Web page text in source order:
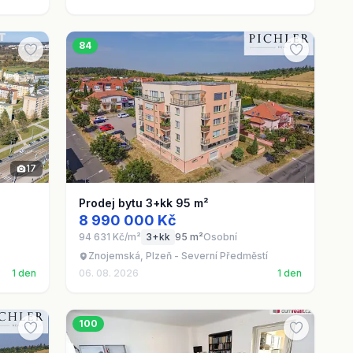
17
1 den
84
Prodej bytu 3+kk 95 m²
8 990 000 Kč
94 631 Kč/m² 3+kk 95 m²Osobní
Znojemská, Plzeň - Severní Předměstí
06. 08. 2026
1 den
100